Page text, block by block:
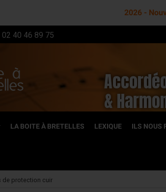
2026 -
02 40 46 89 75
&
NEUFS
LA BOITE À BRETELLES LEXIQUE ILS NOUS
de protection cuir